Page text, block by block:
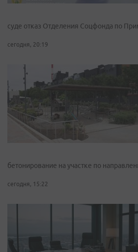
суде отказ Отделения Соцфонда по
сегодня, 20:19
бетонирование на участке по
сегодня, 15:22